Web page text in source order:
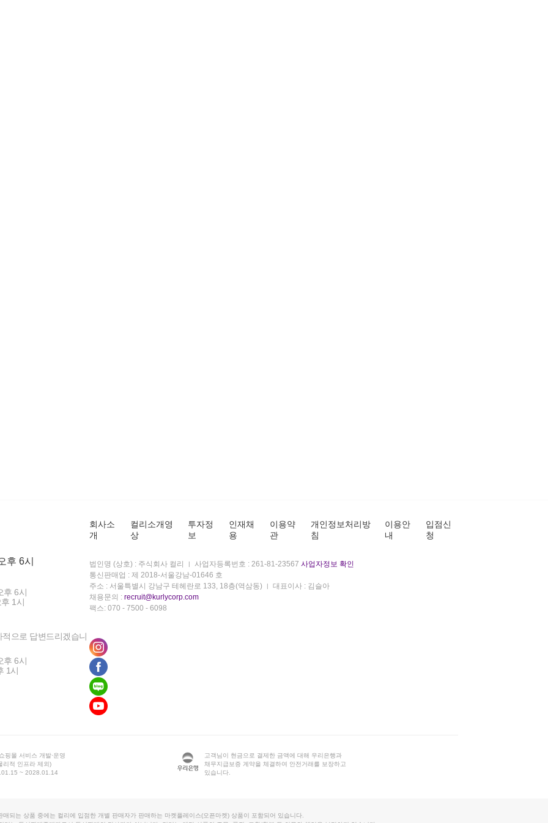
후 6시
후 6시
1시
으로 답변드리겠습니
후 6시
1시
회사소
개
컬리소개영
상
투자정
보
인재채
용
이용약
관
개인정보처리방
침
이용안
내
입점신
청
법인명 (상호) : 주식회사 컬리 사업자등록번호 : 261-81-23567 사업자정보 확인
통신판매업 : 제 2018-서울강남-01646 호
주소 : 서울특별시 강남구 테헤란로 133, 18층(역삼동)
대표이사 : 김슬아
채용문의 : recruit@kurlycorp.com
팩스: 070 - 7500 - 6098
핑몰 서비스 개발·운영
리적 인프라 제외)
~ 2028.01.14
고객님이 현금으로 결제한 금액에 대해 우리은행과
채무지급보증 계약을 체결하여 안전거래를 보장하고
있습니다.
매되는 상품 중에는 컬리에 입점한 개별 판매자가 판매하는 마켓플레이스(오픈마켓) 상품이 포함되어 있습니다.